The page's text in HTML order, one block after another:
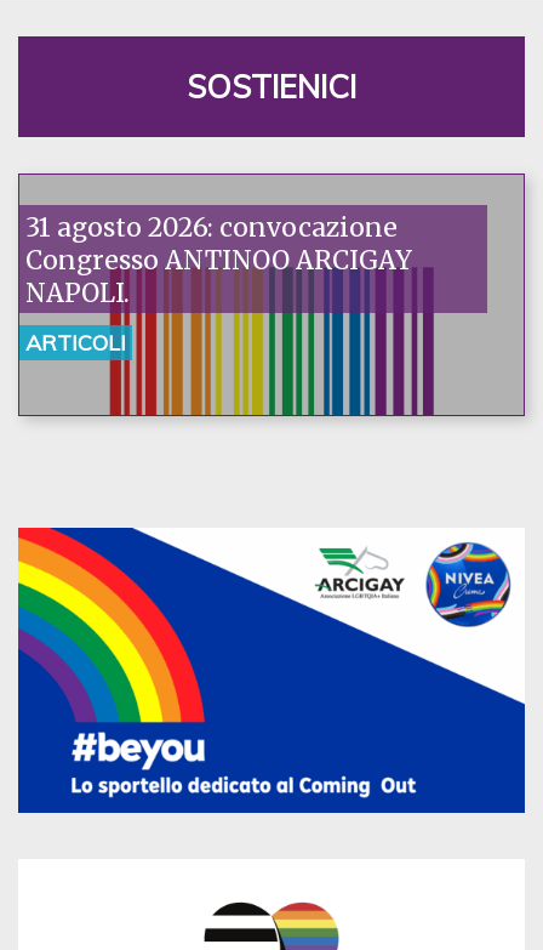
SOSTIENICI
31 agosto 2026: convocazione
Congresso ANTINOO ARCIGAY
NAPOLI.
ARTICOLI